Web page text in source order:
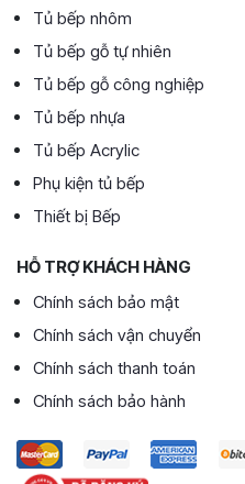
Tủ bếp nhôm
Tủ bếp gỗ tự nhiên
Tủ bếp gỗ công nghiệp
Tủ bếp nhựa
Tủ bếp Acrylic
Phụ kiện tủ bếp
Thiết bị Bếp
HỖ TRỢ KHÁCH HÀNG
Chính sách bảo mật
Chính sách vận chuyển
Chính sách thanh toán
Chính sách bảo hành